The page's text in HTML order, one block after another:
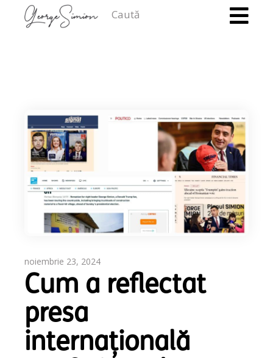
noiembrie 23, 2024
Cum a reflectat
presa
internațională